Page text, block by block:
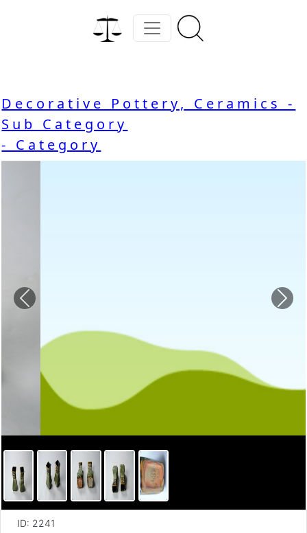
Decorative Pottery, Ceramics -
Sub Category
- Category
Previous
ID: 2241